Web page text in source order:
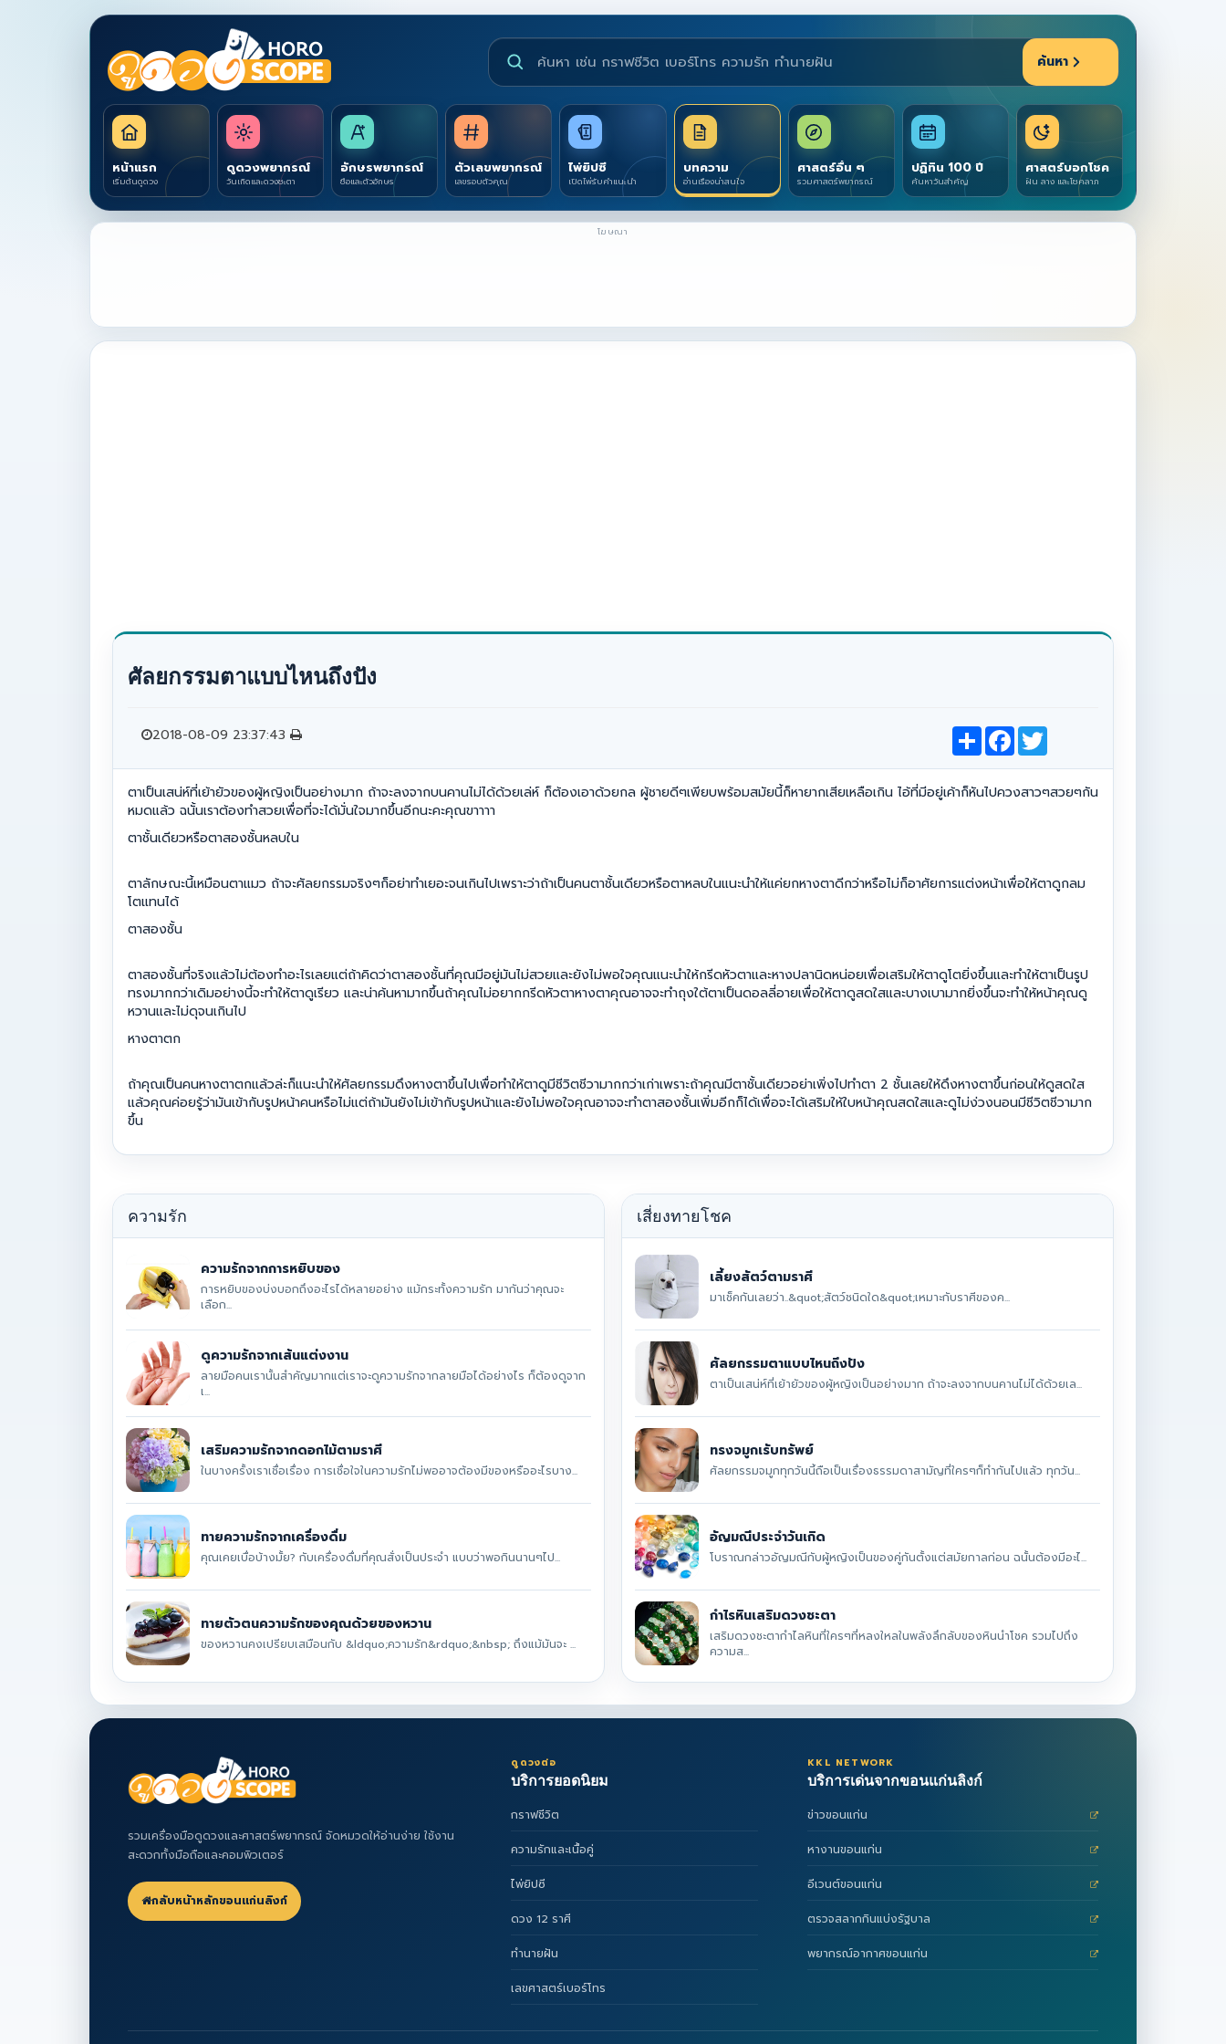
ค้นหาบริการดูดวงและบทความ
ค้นหา
หน้าแรก
เริ่มต้นดูดวง
ดูดวงพยากรณ์
วันเกิดและดวงชะตา
อักษรพยากรณ์
ชื่อและตัวอักษร
ตัวเลขพยากรณ์
เลขรอบตัวคุณ
ไพ่ยิปซี
เปิดไพ่รับคำแนะนำ
บทความ
อ่านเรื่องน่าสนใจ
ศาสตร์อื่น ๆ
รวมศาสตร์พยากรณ์
ปฏิทิน 100 ปี
ค้นหาวันสำคัญ
ศาสตร์บอกโชค
ฝัน ลาง และโชคลาภ
โฆษณา
ศัลยกรรมตาแบบไหนถึงปัง
2018-08-09 23:37:43 S
e
F
b
T
t
ตาเป็นเสน่ห์ที่เย้ายัวของผู้หญิงเป็นอย่างมาก ถ้าจะลงจากบนคานไม่ได้ด้วยเล่ห์ ก็ต้องเอาด้วยกล ผู้ชายดีๆเพียบพร้อมสมัยนี้ก็หายากเสียเหลือเกิน ไอ้ที่มีอยู่เค้าก็หันไปควงสาวๆสวยๆกัน
หมดแล้ว ฉนั้นเราต้องทำสวยเพื่อที่จะได้มั่นใจมากขึ้นอีกนะคะคุณขาาาา
ตาชั้นเดียวหรือตาสองชั้นหลบใน
ตาลักษณะนี้เหมือนตาแมว ถ้าจะศัลยกรรมจริงๆก็อย่าทำเยอะจนเกินไปเพราะว่าถ้าเป็นคนตาชั้นเดียวหรือตาหลบในแนะนำให้แค่ยกหางตาดีกว่าหรือไม่ก็อาศัยการแต่งหน้าเพื่อให้ตาดูกลม
โตแทนได้
ตาสองชั้น
ตาสองชั้นที่จริงแล้วไม่ต้องทำอะไรเลยแต่ถ้าคิดว่าตาสองชั้นที่คุณมีอยู่มันไม่สวยและยังไม่พอใจคุณแนะนำให้กรีดหัวตาและหางปลานิดหน่อยเพื่อเสริมให้ตาดูโตยิ่งขึ้นและทำให้ตาเป็นรูป
ทรงมากกว่าเดิมอย่างนี้จะทำให้ตาดูเรียว และน่าค้นหามากขึ้นถ้าคุณไม่อยากกรีดหัวตาหางตาคุณอาจจะทำถุงใต้ตาเป็นดอลลี่อายเพื่อให้ตาดูสดใสและบางเบามากยิ่งขึ้นจะทำให้หน้าคุณดู
หวานและไม่ดุจนเกินไป
หางตาตก
ถ้าคุณเป็นคนหางตาตกแล้วล่ะก็แนะนำให้ศัลยกรรมดึงหางตาขึ้นไปเพื่อทำให้ตาดูมีชีวิตชีวามากกว่าเก่าเพราะถ้าคุณมีตาชั้นเดียวอย่าเพิ่งไปทำตา 2 ชั้นเลยให้ดึงหางตาขึ้นก่อนให้ดูสดใส
แล้วคุณค่อยรู้ว่ามันเข้ากับรูปหน้าคนหรือไม่แต่ถ้ามันยังไม่เข้ากับรูปหน้าและยังไม่พอใจคุณอาจจะทำตาสองชั้นเพิ่มอีกก็ได้เพื่อจะได้เสริมให้ใบหน้าคุณสดใสและดูไม่ง่วงนอนมีชีวิตชีวามาก
ขึ้น
ความรัก
ความรักจากการหยิบของ
การหยิบของบ่งบอกถึงอะไรได้หลายอย่าง แม้กระทั้งความรัก มากันว่าคุณจะ
เลือก...
ดูความรักจากเส้นแต่งงาน
ลายมือคนเรานั้นสำคัญมากแต่เราจะดูความรักจากลายมือได้อย่างไร ก็ต้องดูจาก
เ...
เสริมความรักจากดอกไม้ตามราศี
ในบางครั้งเราเชื่อเรื่อง การเชื่อใจในความรักไม่พออาจต้องมีของหรืออะไรบาง...
ทายความรักจากเครื่องดื่ม
คุณเคยเบื่อบ้างมั้ย? กับเครื่องดื่มที่คุณสั่งเป็นประจำ แบบว่าพอกินนานๆไป...
ทายตัวตนความรักของคุณด้วยของหวาน
ของหวานคงเปรียบเสมือนกับ &ldquo;ความรัก&rdquo;&nbsp; ถึงแม้มันจะ ...
เสี่ยงทายโชค
เลี้ยงสัตว์ตามราศี
มาเช็คกันเลยว่า..&quot;สัตว์ชนิดใด&quot;เหมาะกับราศีของค...
ศัลยกรรมตาแบบไหนถึงปัง
ตาเป็นเสน่ห์ที่เย้ายัวของผู้หญิงเป็นอย่างมาก ถ้าจะลงจากบนคานไม่ได้ด้วยเล...
ทรงจมูกเรับทรัพย์
ศัลยกรรมจมูกทุกวันนี้ถือเป็นเรื่องธรรมดาสามัญที่ใครๆก็ทำกันไปแล้ว ทุกวัน...
อัญมณีประจำวันเกิด
โบราณกล่าวอัญมณีกับผู้หญิงเป็นของคู่กันตั้งแต่สมัยกาลก่อน ฉนั้นต้องมีอะไ...
กำไรหินเสริมดวงชะตา
เสริมดวงชะตากำไลหินที่ใครๆที่หลงใหลในพลังลึกลับของหินนำโชค รวมไปถึง
ความส...
รวมเครื่องมือดูดวงและศาสตร์พยากรณ์ จัดหมวดให้อ่านง่าย ใช้งาน
สะดวกทั้งมือถือและคอมพิวเตอร์
กลับหน้าหลักขอนแก่นลิงก์
ดูดวงต่อ
บริการยอดนิยม
กราฟชีวิต
ความรักและเนื้อคู่
ไพ่ยิปซี
ดวง 12 ราศี
ทำนายฝัน
เลขศาสตร์เบอร์โทร
KKL NETWORK
บริการเด่นจากขอนแก่นลิงก์
ข่าวขอนแก่น
หางานขอนแก่น
อีเวนต์ขอนแก่น
ตรวจสลากกินแบ่งรัฐบาล
พยากรณ์อากาศขอนแก่น